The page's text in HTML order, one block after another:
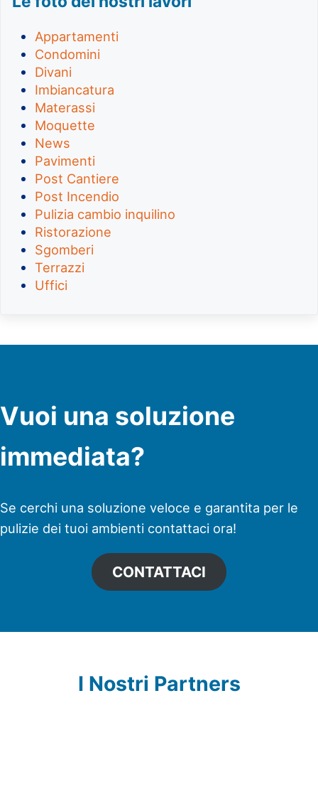
Appartamenti
Condomini
Divani
Imbiancatura
Materassi
Moquette
News
Pavimenti
Post Cantiere
Post Incendio
Pulizia cambio inquilino
Ristorazione
Sgomberi
Terrazzi
Uffici
Vuoi una soluzione
immediata?
Se cerchi una soluzione veloce e garantita per le
pulizie dei tuoi ambienti contattaci ora!
CONTATTACI
I Nostri Partners